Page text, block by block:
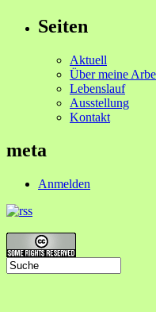
Seiten
Aktuell
Über meine
Lebenslauf
Ausstellung
Kontakt
meta
Anmelden